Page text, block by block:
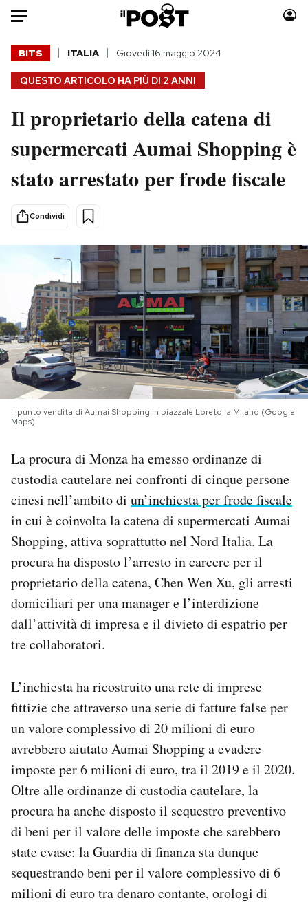
Auto
HOME
Italia
Politica
Tecnologia
Scienza
Economia
Sport
Moda
Consumismi
Storie/Idee
Altrecose
Mondiali calcio 2026
PODCAST
NEWSLETTER
I MIEI PREFERITI
CALENDARIO
AREA PERSONALE
Area Personale
Newsletter
Notifiche mobile
Regala il Post
Esci
QUESTO ARTICOLO HA PIÙ DI 2 ANNI
BITS ITALIA Giovedì 16 maggio 2024
Il proprietario della catena di
supermercati Aumai Shopping è
stato arrestato per frode fiscale
Condividi
Il punto vendita di Aumai Shopping in piazzale Loreto, a Milano (Google
Maps)
La procura di Monza ha emesso ordinanze di
custodia cautelare nei confronti di cinque persone
cinesi nell’ambito di un’inchiesta per frode fiscale
in cui è coinvolta la catena di supermercati Aumai
Shopping, attiva soprattutto nel Nord Italia. La
procura ha disposto l’arresto in carcere per il
proprietario della catena, Chen Wen Xu, gli arresti
domiciliari per una manager e l’interdizione
dall’attività di impresa e il divieto di espatrio per
tre collaboratori.
L’inchiesta ha ricostruito una rete di imprese
fittizie che attraverso una serie di fatture false per
un valore complessivo di 20 milioni di euro
avrebbero aiutato Aumai Shopping a evadere
imposte per 6 milioni di euro, tra il 2019 e il 2020.
Oltre alle ordinanze di custodia cautelare, la
procura ha anche disposto il sequestro preventivo
di beni per il valore delle imposte che sarebbero
state evase: la Guardia di finanza sta dunque
sequestrando beni per il valore complessivo di 6
milioni di euro tra denaro contante, orologi di